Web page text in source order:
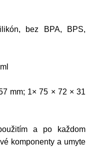
bez BPA, BPS,
mm; 1× 75 × 72 × 31
a po každom
komponenty a umyte